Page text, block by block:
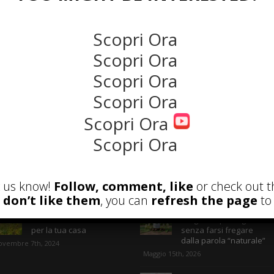
Soluzione sostenibile
per la tua casa
7th, 2024
POST ATTUALI
Olio di neem: come
scegliere quello giusto
senza farsi fregare
dalla parola “naturale”
Maggio 15th, 2026
Scopri Ora
Scopri Ora
Scopri Ora
Scopri Ora
Scopri Ora
Scopri Ora
know! Follow, comment, like or check out
like them, you can refresh the page to